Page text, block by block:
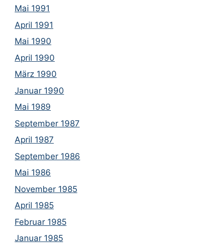
Mai 1991
April 1991
Mai 1990
April 1990
März 1990
Januar 1990
Mai 1989
September 1987
April 1987
September 1986
Mai 1986
November 1985
April 1985
Februar 1985
Januar 1985